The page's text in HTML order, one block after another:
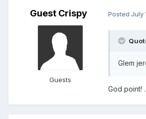
Guest Crispy
Guests
Posted July
Glem
God point!